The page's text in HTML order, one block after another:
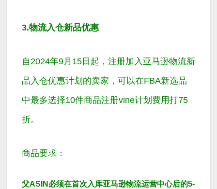
3.物流入仓新品优惠
自2024年9月15日起，注册加入亚马逊物流新
品入仓优惠计划的卖家，可以在FBA新选品
中最多选择10件商品注册vine计划费用打75
折。
商品要求：
父ASIN必须在首次入库亚马逊物流运营中心后的5-